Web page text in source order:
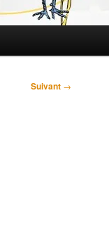
Suivant →